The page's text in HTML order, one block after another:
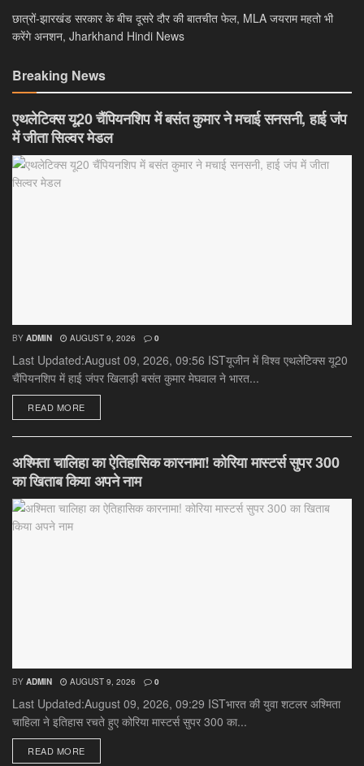
छात्रों-झारखंड सरकार के बीच दूसरे दौर की बातचीत फेल, MLA जयराम महतो भी
करेंगे अनशन, Jharkhand Hindi News
Breaking News
एथलेटिक्स यू20 चैंपियनशिप में बसंत कुमार ने मचाई सनसनी, हाई जंप
में जीता सिल्वर मेडल
BY ADMIN AUGUST 9, 2026 0
Last Updated:August 09, 2026, 09:56 ISTयूजीन में विश्व एथलेटिक्स यू20
चैंपियनशिप में हाई जंपर खिलाड़ी बसंत कुमार मेघवाल ने भारत...
READ MOREDETAILS
अश्मिता चालिहा का ऐतिहासिक कारनामा! कोरिया मास्टर्स सुपर 300
का खिताब किया अपने नाम
BY ADMIN AUGUST 9, 2026 0
Last Updated:August 09, 2026, 09:29 ISTभारत की युवा शटलर अश्मिता
चाहिला ने इतिहास रचते हुए कोरिया मास्टर्स सुपर 300 का...
READ MOREDETAILS